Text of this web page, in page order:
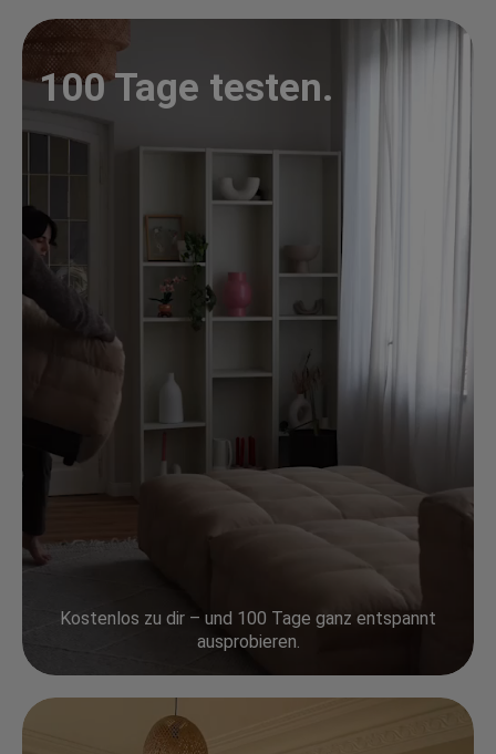
100 Tage testen.
Kostenlos zu dir – und 100 Tage ganz entspannt
ausprobieren.